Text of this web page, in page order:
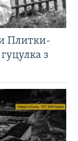
Плитки-
з